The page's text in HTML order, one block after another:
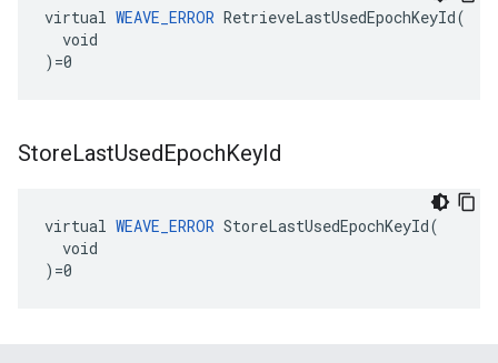
virtual WEAVE_ERROR RetrieveLastUsedEpochKeyId(
  void
)=0
StoreLastUsedEpochKeyId
virtual WEAVE_ERROR StoreLastUsedEpochKeyId(
  void
)=0